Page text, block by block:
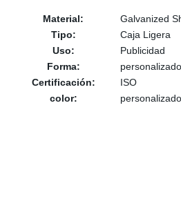
Material:
Galvanized
Tipo:
Caja Ligera
Uso:
Publicidad
Forma:
personalizado
Certificación:
ISO
color:
personalizado